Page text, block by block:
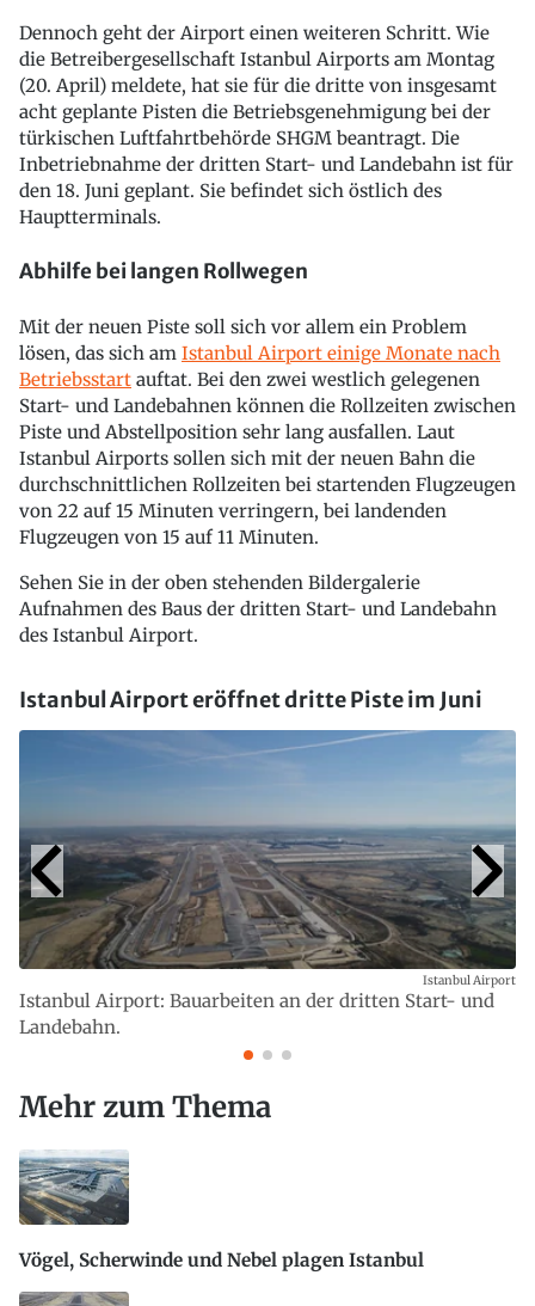
Dennoch geht der Airport einen weiteren Schritt. Wie
die Betreibergesellschaft Istanbul Airports am Montag
(20. April) meldete, hat sie für die dritte von insgesamt
acht geplante Pisten die Betriebsgenehmigung bei der
türkischen Luftfahrtbehörde SHGM beantragt. Die
Inbetriebnahme der dritten Start- und Landebahn ist für
den 18. Juni geplant. Sie befindet sich östlich des
Hauptterminals.
Abhilfe bei langen Rollwegen
Mit der neuen Piste soll sich vor allem ein Problem
lösen, das sich am Istanbul Airport einige Monate nach
Betriebsstart auftat. Bei den zwei westlich gelegenen
Start- und Landebahnen können die Rollzeiten zwischen
Piste und Abstellposition sehr lang ausfallen. Laut
Istanbul Airports sollen sich mit der neuen Bahn die
durchschnittlichen Rollzeiten bei startenden Flugzeugen
von 22 auf 15 Minuten verringern, bei landenden
Flugzeugen von 15 auf 11 Minuten.
Sehen Sie in der oben stehenden Bildergalerie
Aufnahmen des Baus der dritten Start- und Landebahn
des Istanbul Airport.
Istanbul Airport eröffnet dritte Piste im Juni
Istanbul Airport: Bauarbeiten an der dritten Start- und
Landebahn.
Istanbul Airport
Mehr zum Thema
Vögel, Scherwinde und Nebel plagen Istanbul